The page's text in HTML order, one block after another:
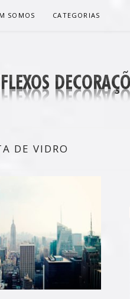
SOMOS CATEGORIAS
DE VIDRO